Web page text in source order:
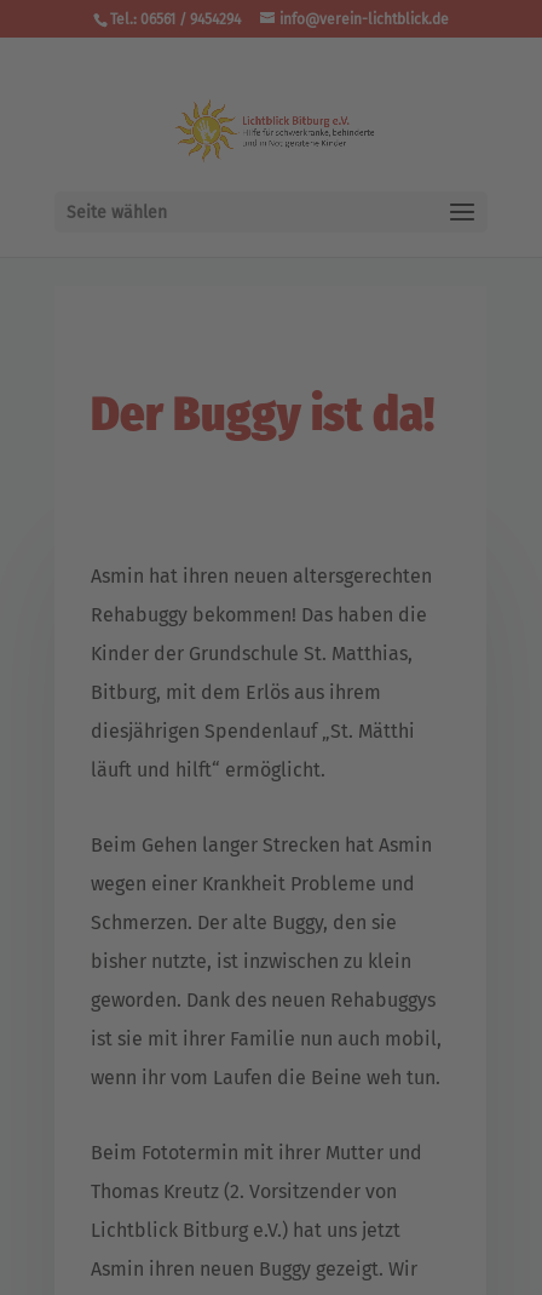
Tel.: 06561 / 9454294 info@verein-lichtblick.de
Seite wählen
Der Buggy ist da!
Asmin hat ihren neuen altersgerechten
Rehabuggy bekommen! Das haben die
Kinder der Grundschule St. Matthias,
Bitburg, mit dem Erlös aus ihrem
diesjährigen Spendenlauf „St. Mätthi
läuft und hilft“ ermöglicht.
Beim Gehen langer Strecken hat Asmin
wegen einer Krankheit Probleme und
Schmerzen. Der alte Buggy, den sie
bisher nutzte, ist inzwischen zu klein
geworden. Dank des neuen Rehabuggys
ist sie mit ihrer Familie nun auch mobil,
wenn ihr vom Laufen die Beine weh tun.
Beim Fototermin mit ihrer Mutter und
Thomas Kreutz (2. Vorsitzender von
Lichtblick Bitburg e.V.) hat uns jetzt
Asmin ihren neuen Buggy gezeigt. Wir